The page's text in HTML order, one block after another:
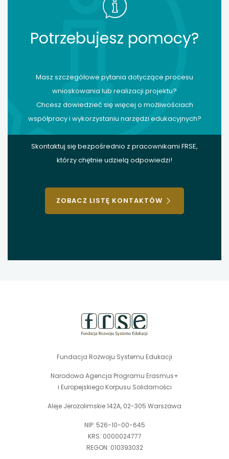
Potrzebujesz pomocy?
Masz szczegółowe pytania dotyczące procesu
wnioskowania lub realizacji projektu?
Chcesz dowiedzieć się więcej o możliwościach
współpracy i wykorzystaniu narzędzi edukacyjnych?
Skontaktuj się bezpośrednio z pracownikami FRSE,
którzy chętnie udzielą odpowiedzi!
ZOBACZ LISTĘ KONTAKTÓW
Fundacja Rozwoju Systemu Edukacji
Narodowa Agencja Programu Erasmus+
i Europejskiego Korpusu Solidarności
Aleje Jerozolimskie 142A, 02-305 Warszawa
NIP: 526-10-00-645
KRS: 0000024777
REGON: 010393032